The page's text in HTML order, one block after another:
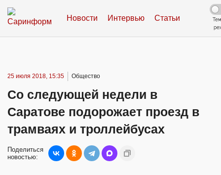
Новости Интервью Статьи
25 июля 2018, 15:35 Общество
Со следующей недели в
Саратове подорожает проезд в
трамваях и троллейбусах
Поделиться
новостью: